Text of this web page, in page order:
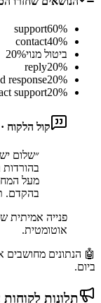
support60%
contact40%
ביטול מנוי
20%
reply20%
response20%
support20%
קול הלקוח
״שלום
מעל
בהקדם.
פנייה אמיתית
אוטומטית.
🤖 הנתונים מחושבים
ביום.
תלונות